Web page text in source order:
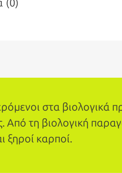
(0)
στα βιολογικά
Από τη βιολογική
ξηροί καρποί.